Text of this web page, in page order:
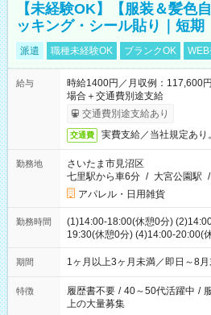
【未経験OK】【服装＆髪色
ッキング・シール貼り｜短期
派遣 職種未経験OK ブランクOK
給与
時給1400円／月収例：117,600
場合＋交通費別途支給
交通費別途支給あり
交通費 実費支給／当社規定あり。
勤務地
さいたま市見沼区
七里駅から車6分 / 大宮公園駅 /
アパレル・日用雑貨
勤務時間
(1)14:00-18:00(休憩0分)
19:30(休憩0分) (4)14:00-20:00(
ます
期間 1ヶ月以上3ヶ月未満／即日～8
特徴 履歴書不要 / 40～50代活躍中 /
上の大量募集